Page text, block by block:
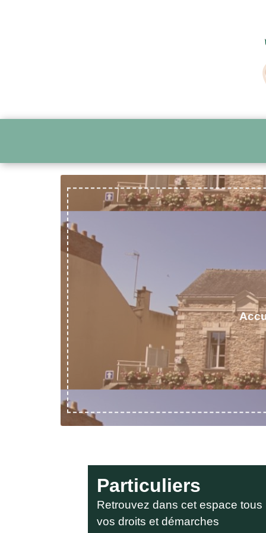
Particuliers
Retrouvez dans cet espace tous
vos droits et démarches